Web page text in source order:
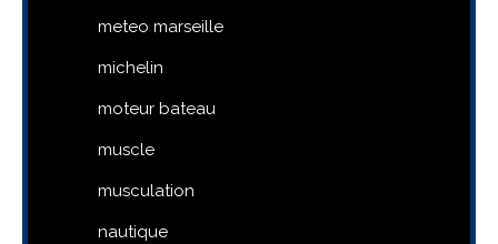
meteo marseille
michelin
moteur bateau
muscle
musculation
nautique